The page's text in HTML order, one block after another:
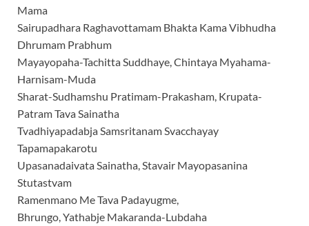
Mama
Sairupadhara Raghavottamam Bhakta Kama Vibhudha
Dhrumam Prabhum
Mayayopaha-Tachitta Suddhaye, Chintaya Myahama-
Harnisam-Muda
Sharat-Sudhamshu Pratimam-Prakasham, Krupata-
Patram Tava Sainatha
Tvadhiyapadabja Samsritanam Svacchayay
Tapamapakarotu
Upasanadaivata Sainatha, Stavair Mayopasanina
Stutastvam
Ramenmano Me Tava Padayugme,
Bhrungo, Yathabje Makaranda-Lubdaha